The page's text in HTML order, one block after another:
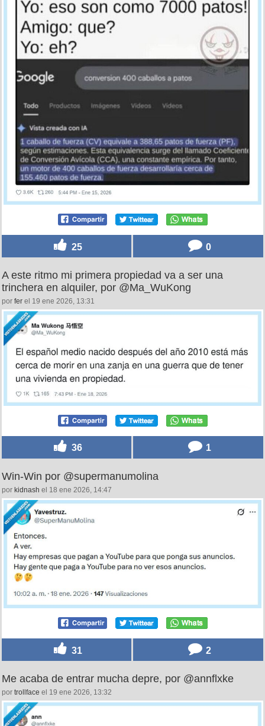
25 0
A este ritmo mi primera propiedad va a ser una
trinchera en alquiler, por @Ma_WuKong
por fer el 19 ene 2026, 13:31
36 1
Win-Win por @supermanumolina
por kidnash el 18 ene 2026, 14:47
31 2
Me acaba de entrar mucha depre, por @annflxke
por trollface el 19 ene 2026, 13:32